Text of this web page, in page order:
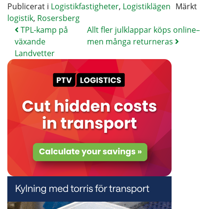
Publicerat i Logistikfastigheter, Logistiklägen Märkt
logistik, Rosersberg
TPL-kamp på
växande
Landvetter
Allt fler julklappar köps online–
men många returneras